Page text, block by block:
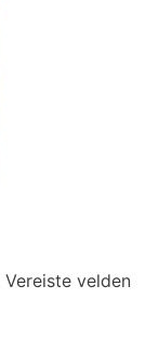
Vereiste velden